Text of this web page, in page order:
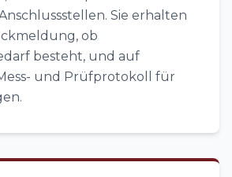
Sie erhalten
ob
besteht, und auf
und Prüfprotokoll für